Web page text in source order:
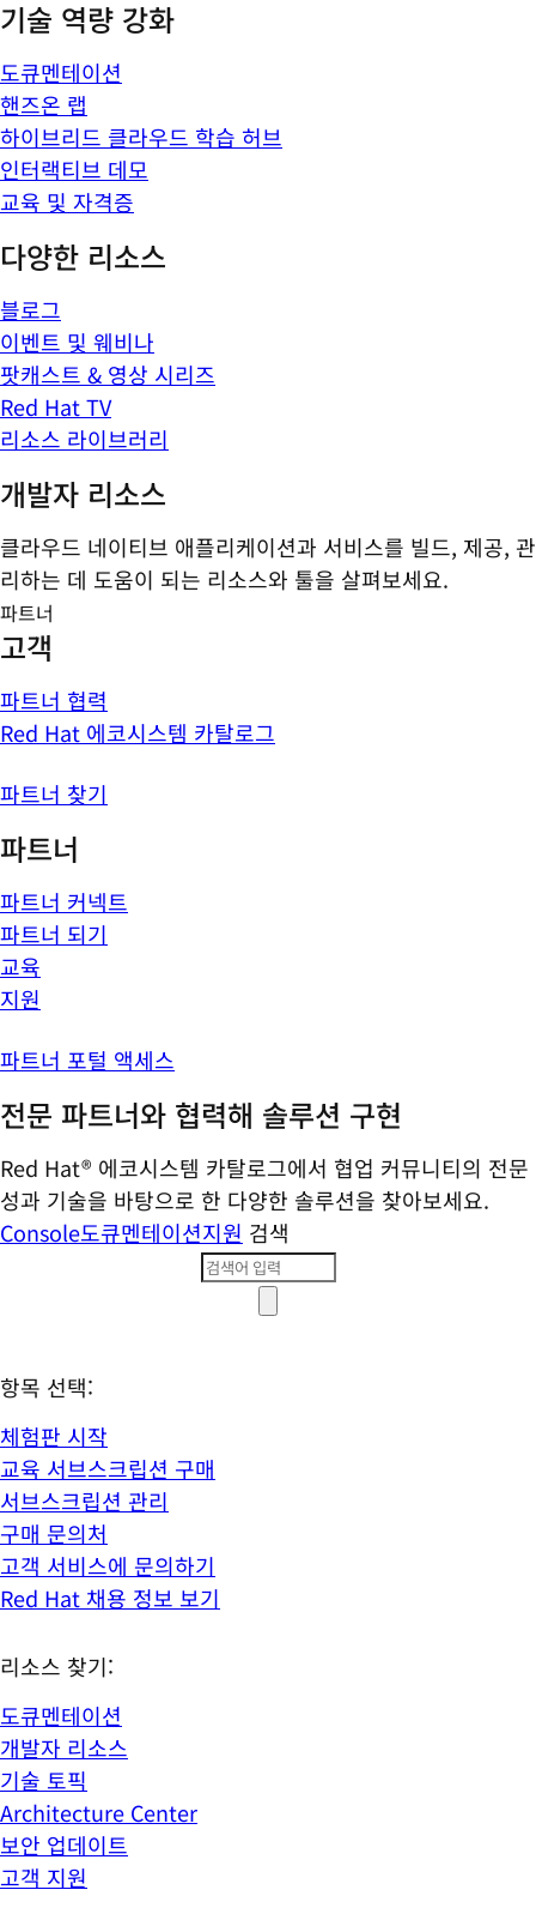
기술 역량 강화
도큐멘테이션
핸즈온 랩
하이브리드 클라우드 학습 허브
인터랙티브 데모
교육 및 자격증
다양한 리소스
블로그
이벤트 및 웨비나
팟캐스트 & 영상 시리즈
Red Hat TV
리소스 라이브러리
개발자 리소스
클라우드 네이티브 애플리케이션과 서비스를 빌드, 제공, 관
리하는 데 도움이 되는 리소스와 툴을 살펴보세요.
파트너
고객
파트너 협력
Red Hat 에코시스템 카탈로그
파트너 찾기
파트너
파트너 커넥트
파트너 되기
교육
지원
파트너 포털 액세스
전문 파트너와 협력해 솔루션 구현
Red Hat® 에코시스템 카탈로그에서 협업 커뮤니티의 전문
성과 기술을 바탕으로 한 다양한 솔루션을 찾아보세요.
Console도큐멘테이션지원 검색
항목 선택:
체험판 시작
교육 서브스크립션 구매
서브스크립션 관리
구매 문의처
고객 서비스에 문의하기
Red Hat 채용 정보 보기
리소스 찾기:
도큐멘테이션
개발자 리소스
기술 토픽
Architecture Center
보안 업데이트
고객 지원